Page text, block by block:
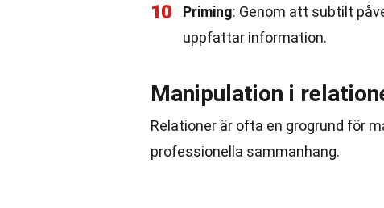
10 Priming: Genom att subtilt
uppfattar information.
Manipulation i
Relationer är ofta en grogrund för
professionella sammanhang.